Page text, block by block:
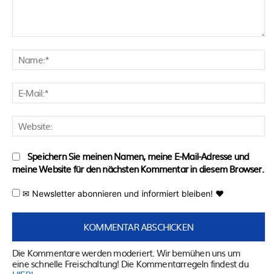
Speichern Sie meinen Namen, meine E-Mail-Adresse und
meine Website für den nächsten Kommentar in diesem Browser.
✉ Newsletter abonnieren und informiert bleiben! ♥
Die Kommentare werden moderiert. Wir bemühen uns um
eine schnelle Freischaltung! Die Kommentarregeln findest du